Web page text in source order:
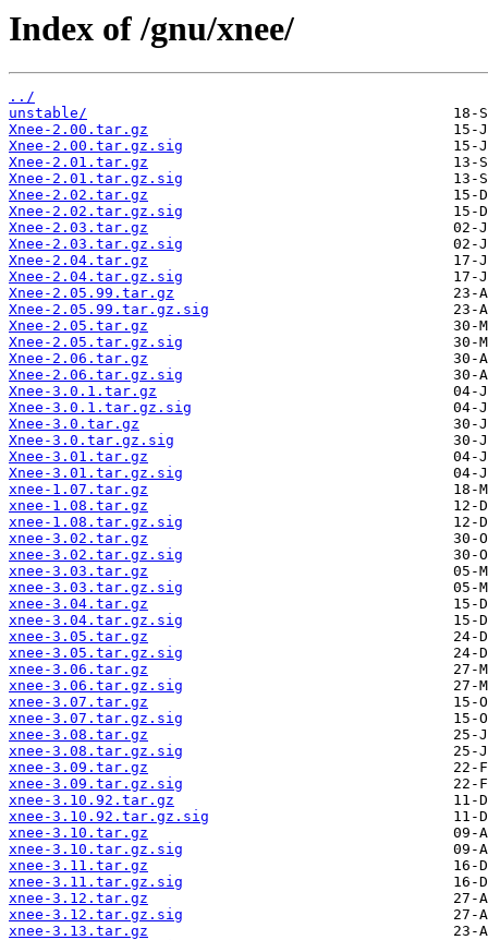
Index of /gnu/xnee/
../
unstable/
Xnee-2.00.tar.gz
Xnee-2.00.tar.gz.sig
Xnee-2.01.tar.gz
Xnee-2.01.tar.gz.sig
Xnee-2.02.tar.gz
Xnee-2.02.tar.gz.sig
Xnee-2.03.tar.gz
Xnee-2.03.tar.gz.sig
Xnee-2.04.tar.gz
Xnee-2.04.tar.gz.sig
Xnee-2.05.99.tar.gz
Xnee-2.05.99.tar.gz.sig
Xnee-2.05.tar.gz
Xnee-2.05.tar.gz.sig
Xnee-2.06.tar.gz
Xnee-2.06.tar.gz.sig
Xnee-3.0.1.tar.gz
Xnee-3.0.1.tar.gz.sig
Xnee-3.0.tar.gz
Xnee-3.0.tar.gz.sig
Xnee-3.01.tar.gz
Xnee-3.01.tar.gz.sig
xnee-1.07.tar.gz
xnee-1.08.tar.gz
xnee-1.08.tar.gz.sig
xnee-3.02.tar.gz
xnee-3.02.tar.gz.sig
xnee-3.03.tar.gz
xnee-3.03.tar.gz.sig
xnee-3.04.tar.gz
xnee-3.04.tar.gz.sig
xnee-3.05.tar.gz
xnee-3.05.tar.gz.sig
xnee-3.06.tar.gz
xnee-3.06.tar.gz.sig
xnee-3.07.tar.gz
xnee-3.07.tar.gz.sig
xnee-3.08.tar.gz
xnee-3.08.tar.gz.sig
xnee-3.09.tar.gz
xnee-3.09.tar.gz.sig
xnee-3.10.92.tar.gz
xnee-3.10.92.tar.gz.sig
xnee-3.10.tar.gz
xnee-3.10.tar.gz.sig
xnee-3.11.tar.gz
xnee-3.11.tar.gz.sig
xnee-3.12.tar.gz
xnee-3.12.tar.gz.sig
xnee-3.13.tar.gz